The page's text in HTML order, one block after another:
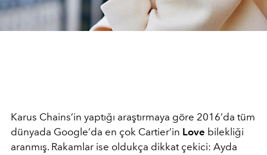
Karus Chains’in yaptığı araştırmaya göre 2016’da tüm
dünyada Google’da en çok Cartier’in Love bilekliği
aranmış. Rakamlar ise oldukça dikkat çekici: Ayda